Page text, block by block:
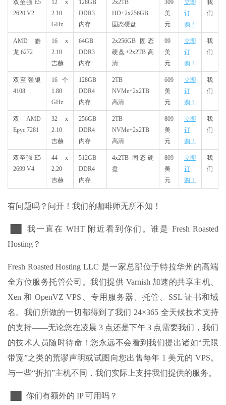
双至强 E5
2620 V2
12 x
2.10
GHz
128GB
DDR3
内存
2x2TB
HD+2x256GB
固态硬盘
309
美
元
立即
订
购！
我
们
AMD 皓
龙 6272
16 x
2.10
吉赫
64GB
DDR3
内存
2x256GB 固态
硬盘+2x2TB 高
清
99
美
元
立即
订
购！
我
们
双至强银
4108
16 个
1.80
GHz
128GB
DDR4
内存
2TB
NVMe+2x2TB
高清
609
美
元
立即
订
购！
我
们
双 AMD
Epyc 7281
32 x
2.10
吉赫
256GB
DDR4
内存
2TB
NVMe+2x2TB
高清
809
美
元
立即
订
购！
我
们
双至强 E5
2699 V4
44 x
2.20
吉赫
512GB
DDR4
内存
4x2TB 固态硬
盘
809
美
元
立即
订
购！
我
们
有问题吗？问开！我们的咖啡师无所不知！
▐█▌ 我一直在 WHT 附近看到你们。谁是 Fresh Roasted
Hosting？
Fresh Roasted Hosting LLC 是一家总部位于特拉华州的高端
全方位服务托管公司。我们提供 Varnish 加速的共享主机、
Xen 和 OpenVZ VPS、专用服务器、托管、SSL 证书和域
名。我们所做的一切都得到了我们 24×365 全天候技术支持
的支持——无论您在凌晨 3 点还是下午 3 点需要我们，我们
的技术人员随时待命！您永远不会看到我们提出诸如“无限
带宽”之类的荒谬声明或试图向您出售每年 1 美元的 VPS。
与一些“折扣”主机不同，我们实际上支持我们提供的服务。
▐█▌ 你们有额外的 IP 可用吗？